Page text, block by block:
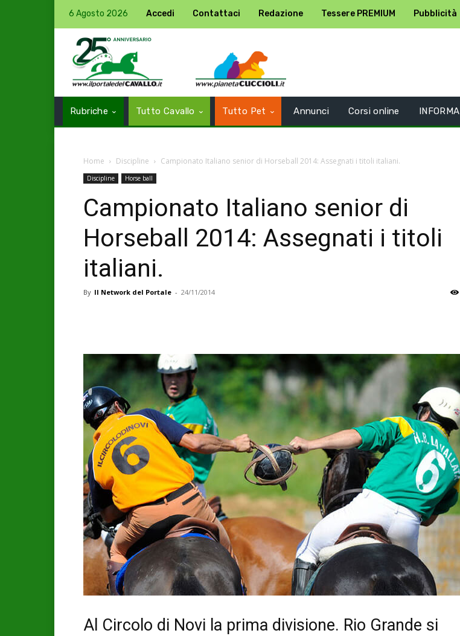
6 Agosto 2026 Accedi Contattaci Redazione Tessere PREMIUM Pubblicità
Rubriche Tutto Cavallo Tutto Pet Annunci Corsi online INFORMA
Home Discipline Campionato Italiano senior di Horseball 2014: Assegnati i titoli italiani.
Discipline Horse ball
Campionato Italiano senior di
Horseball 2014: Assegnati i titoli
italiani.
By Il Network del Portale - 24/11/2014
Al Circolo di Novi la prima divisione. Rio Grande si